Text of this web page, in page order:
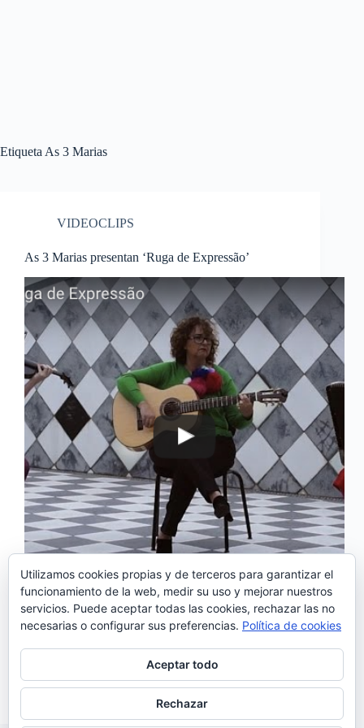
Etiqueta As 3 Marias
VIDEOCLIPS
As 3 Marias presentan ‘Ruga de Expressão’
As 3 Marias, presentan ‘Ruga de Expressão’ el
primer sencillo de «Depois» su tercer álbum de
estudio que ha sido producido por Nuno Gonçalves
de la banda The Gift. Además de ‘Ruga de
expressão’, «Depois» está formado por otras 8
canciones: ‘A…
Noemí Sánchez
31/01/2017
Utilizamos cookies propias y de terceros para garantizar el
funcionamiento de la web, medir su uso y mejorar nuestros
servicios. Puede aceptar todas las cookies, rechazar las no
necesarias o configurar sus preferencias. Política de cookies
Aceptar todo
Rechazar